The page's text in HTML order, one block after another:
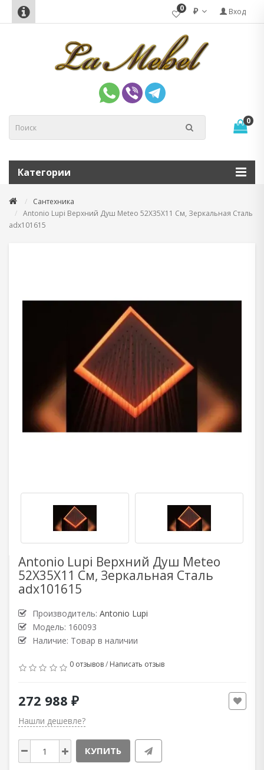
Вход
₽
0
0
Категории
Сантехника
Antonio Lupi Верхний Душ Meteo 52X35X11 См, Зеркальная Сталь
adx101615
Antonio Lupi Верхний Душ Meteo
52X35X11 См, Зеркальная Сталь
adx101615
Производитель: Antonio Lupi
Модель: 160093
Наличие: Товар в наличии
0 отзывов/ Написать отзыв
272 988 ₽
Нашли дешевле?
КУПИТЬ